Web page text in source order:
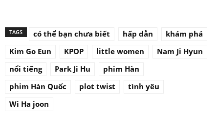
TAGS có thể bạn chưa biết hấp dẫn
khám phá
Kim Go Eun
KPOP little women
Nam Ji Hyun
nổi tiếng
Park Ji Hu
phim Hàn
phim Hàn Quốc
plot twist
tình yêu
Wi Ha joon